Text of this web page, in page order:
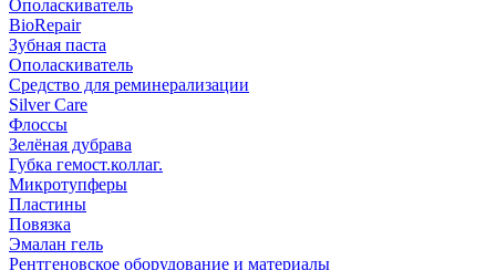
Ополаскиватель
BioRepair
Зубная паста
Ополаскиватель
Средство для реминерализации
Silver Care
Флоссы
Зелёная дубрава
Губка гемост.коллаг.
Микротупферы
Пластины
Повязка
Эмалан гель
Рентгеновское оборудование и материалы